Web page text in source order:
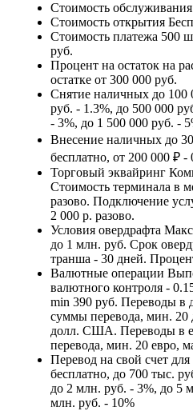
Стоимость
Стоимость открытия
Стоимость платежа 500
руб.
Процент на остаток на
остатке от 300 000 руб.
Снятие наличных до 100
руб. - 1.3%, до 500 000
- 3%, до 1 500 000 руб. -
Внесение наличных до
бесплатно, от 200 000 ₽ -
Торговый эквайринг
Стоимость терминала в
разово. Подключение
2 000 р. разово.
Условия овердрафта
до 1 млн. руб. Срок
транша - 30 дней.
Валютные операции
валютного контроля -
min 390 руб. Переводы
суммы перевода, мин.
долл. США. Переводы в
перевода, мин. 20 евро,
Перевод на свой счет
бесплатно, до 700 тыс.
до 2 млн. руб. - 3%, до 5
млн. руб. - 10%